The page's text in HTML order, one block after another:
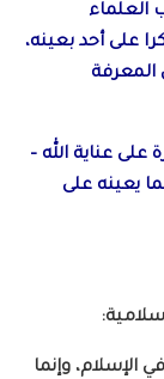
العلماء
على أحد بعينه،
على عناية الله –
يعينه على
وإنما